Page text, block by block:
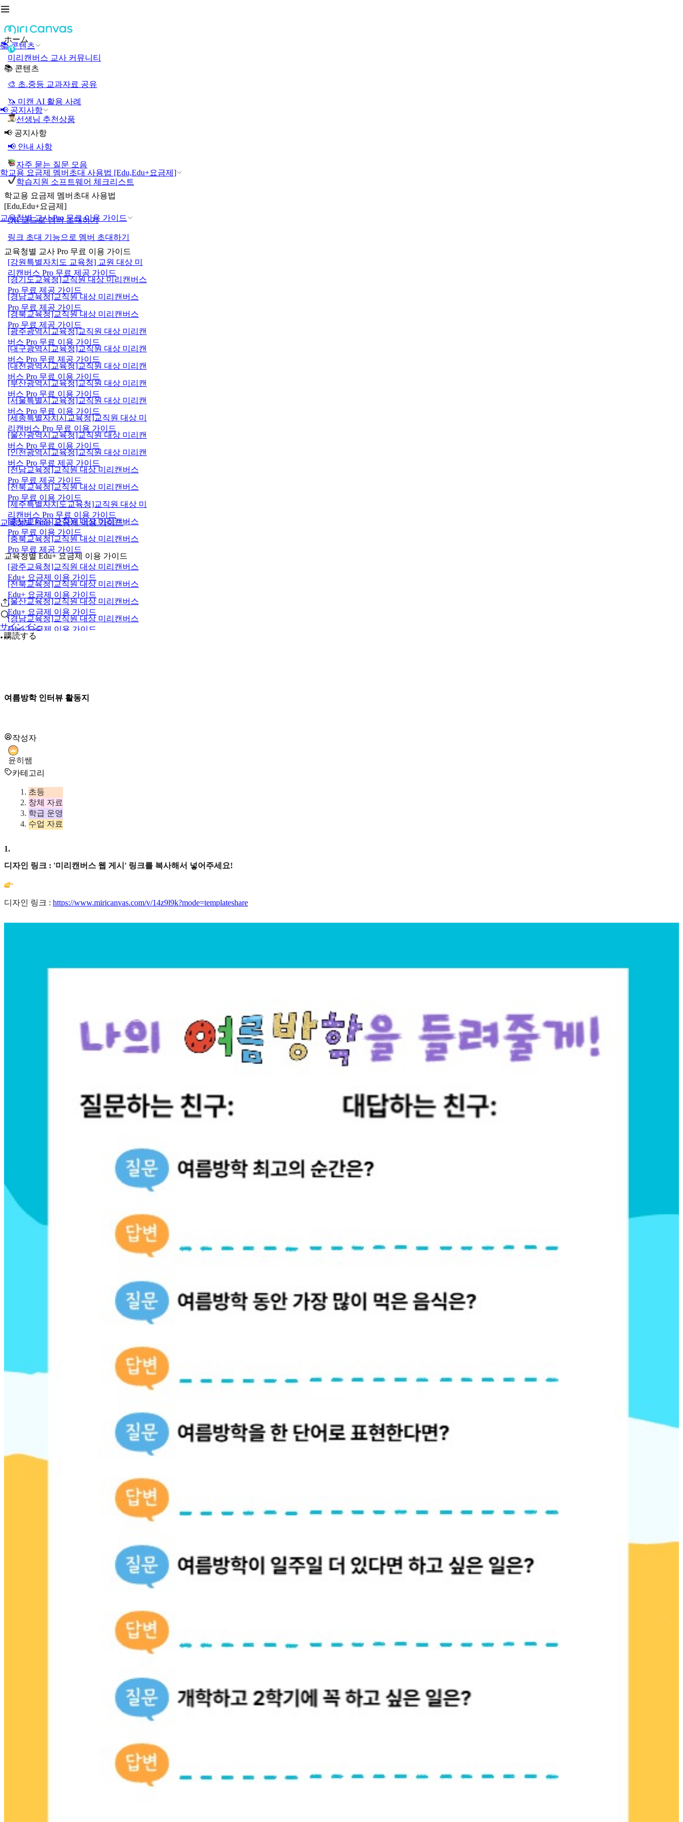
📚 콘텐츠
📢 공지사항
학교용 요금제 멤버초대 사용법 [Edu,Edu+요금제]
교육청별 교사 Pro 무료 이용 가이드
교육청별 Edu+ 요금제 이용 가이드
サインイン
ホーム
미리캔버스 교사 커뮤니티
📚 콘텐츠
🎨 초.중등 교과자료 공유
🦄 미캔 AI 활용 사례
선생님 추천상품
📢 공지사항
📢 안내 사항
자주 묻는 질문 모음
학습지원 소프트웨어 체크리스트
학교용 요금제 멤버초대 사용법
[Edu,Edu+요금제]
QR 코드로 멤버 초대하기
링크 초대 기능으로 멤버 초대하기
교육청별 교사 Pro 무료 이용 가이드
[강원특별자치도 교육청] 교원 대상 미
리캔버스 Pro 무료 제공 가이드
[경기도교육청]교직원 대상 미리캔버스
Pro 무료 제공 가이드
[경남교육청]교직원 대상 미리캔버스
Pro 무료 제공 가이드
[경북교육청]교직원 대상 미리캔버스
Pro 무료 제공 가이드
[광주광역시교육청]교직원 대상 미리캔
버스 Pro 무료 이용 가이드
[대구광역시교육청]교직원 대상 미리캔
버스 Pro 무료 제공 가이드
[대전광역시교육청]교직원 대상 미리캔
버스 Pro 무료 이용 가이드
[부산광역시교육청]교직원 대상 미리캔
버스 Pro 무료 이용 가이드
[서울특별시교육청]교직원 대상 미리캔
버스 Pro 무료 이용 가이드
[세종특별자치시교육청]교직원 대상 미
리캔버스 Pro 무료 이용 가이드
[울산광역시교육청]교직원 대상 미리캔
버스 Pro 무료 이용 가이드
[인천광역시교육청]교직원 대상 미리캔
버스 Pro 무료 제공 가이드
[전남교육청]교직원 대상 미리캔버스
Pro 무료 제공 가이드
[전북교육청]교직원 대상 미리캔버스
Pro 무료 이용 가이드
[제주특별자치도교육청]교직원 대상 미
리캔버스 Pro 무료 이용 가이드
[충남교육청]교직원 대상 미리캔버스
Pro 무료 이용 가이드
[충북교육청]교직원 대상 미리캔버스
Pro 무료 제공 가이드
교육청별 Edu+ 요금제 이용 가이드
[광주교육청]교직원 대상 미리캔버스
Edu+ 요금제 이용 가이드
[전북교육청]교직원 대상 미리캔버스
Edu+ 요금제 이용 가이드
[울산교육청]교직원 대상 미리캔버스
Edu+ 요금제 이용 가이드
[경남교육청]교직원 대상 미리캔버스
Edu+ 요금제 이용 가이드
購読する
여름방학 인터뷰 활동지
작성자
윤히쌤
카테고리
초등
창체 자료
학급 운영
수업 자료
1.
디자인 링크 : '미리캔버스 웹 게시' 링크를 복사해서 넣어주세요!
디자인 링크 : https://www.miricanvas.com/v/14z9l9k?mode=templateshare